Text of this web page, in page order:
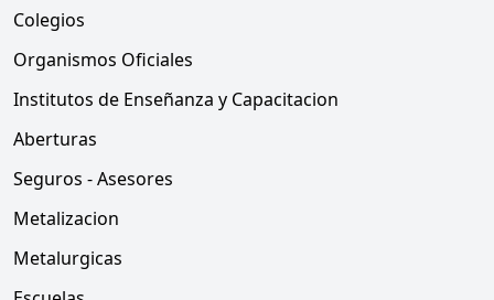
Colegios
Organismos Oficiales
Institutos de Enseñanza y Capacitacion
Aberturas
Seguros - Asesores
Metalizacion
Metalurgicas